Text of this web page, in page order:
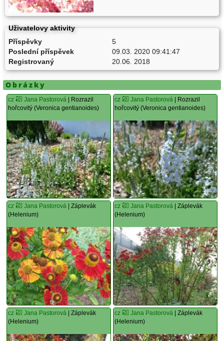
Uživatelovy aktivity
Příspěvky
5
Poslední příspěvek
09.03. 2020 09:41:47
Registrovaný
20.06. 2018
Obrázky
cz Jana Pastorová | Rozrazil
hořcovitý (Veronica gentianoides)
cz Jana Pastorová | Rozrazil
hořcovitý (Veronica gentianoides)
cz Jana Pastorová | Záplevák
(Helenium)
cz Jana Pastorová | Záplevák
(Helenium)
cz Jana Pastorová | Záplevák
(Helenium)
cz Jana Pastorová | Záplevák
(Helenium)